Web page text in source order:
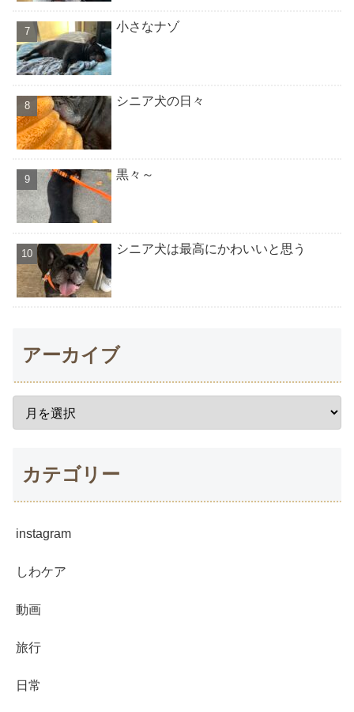
小さなナゾ
シニア犬の日々
黒々～
シニア犬は最高にかわいいと思う
アーカイブ
カテゴリー
instagram
しわケア
動画
旅行
日常